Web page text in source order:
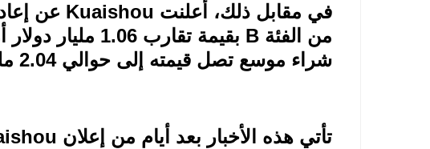
في مقابل ذلك، أعلنت Kuaishou
من الفئة B
بقيمة تقارب
شراء موسع تصل قيمته إلى حوالي 2.04 مليار دولار
تأتي هذه الأخبار بعد أيام من إعلان